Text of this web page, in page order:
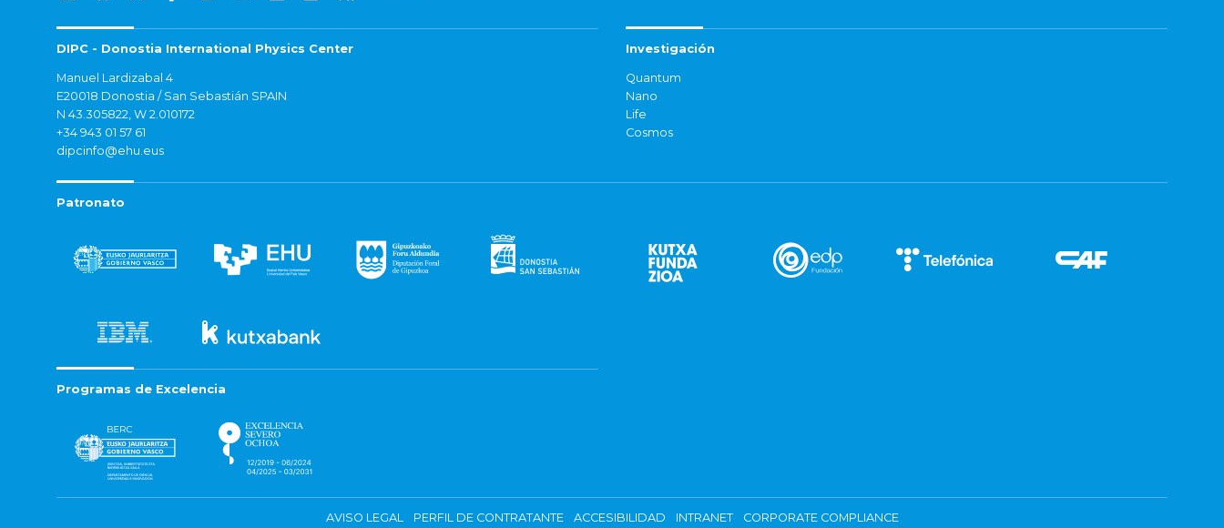
DIPC - Donostia International Physics Center
Manuel Lardizabal 4
E20018 Donostia / San Sebastián SPAIN
N 43.305822, W 2.010172
+34 943 01 57 61
dipcinfo@ehu.eus
Investigación
Quantum
Nano
Life
Cosmos
Patronato
Programas de Excelencia
AVISO LEGAL PERFIL DE CONTRATANTE ACCESIBILIDAD INTRANET CORPORATE COMPLIANCE